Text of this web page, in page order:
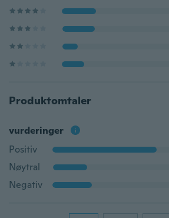
Produktomtaler
vurderinger
Positiv
Nøytral
Negativ